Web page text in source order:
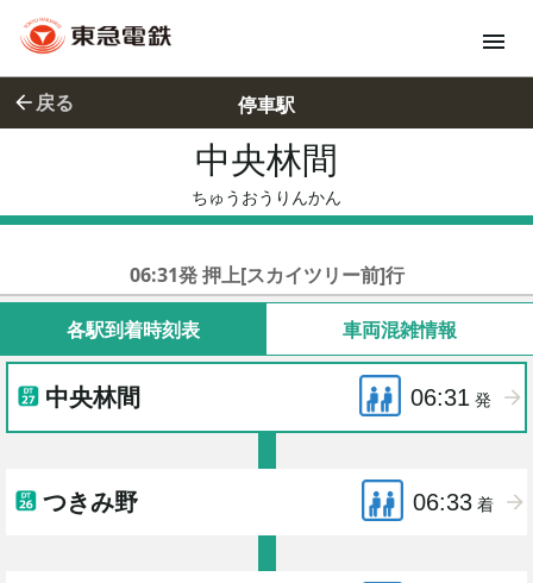
戻る 停車駅
中央林間
ちゅうおうりんかん
06:31発 押上[スカイツリー前]行
各駅到着時刻表 車両混雑情報
中央林間 06:31 発
つきみ野 06:33 着